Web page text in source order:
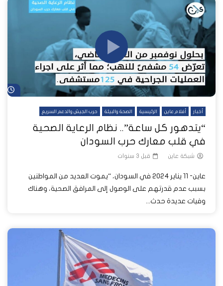
أخبار أفلام عاين الرئيسية الصحة والبيئة حرب الجيش والدعم السريع
“يتدهور كل ساعة”.. نظام الرعاية الصحية
في قلب معارك حرب السودان
شبكة عاين قبل 3 سنوات
عاين- 11 يناير 2024 في السودان، “يموت العديد من المواطنين
بسبب عدم قدرتهم على الوصول إلى المرافق الصحية، وهناك
وفيات عديدة حدث...